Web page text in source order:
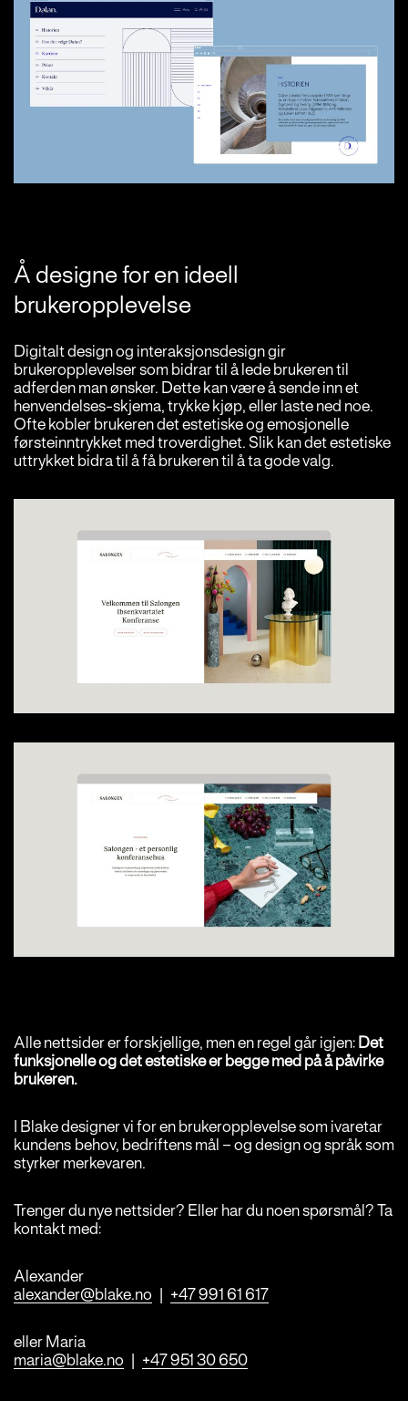
Å designe for en ideell
brukeropplevelse
Digitalt design og interaksjonsdesign gir
brukeropplevelser som bidrar til å lede brukeren til
adferden man ønsker. Dette kan være å sende inn et
henvendelses-skjema, trykke kjøp, eller laste ned noe.
Ofte kobler brukeren det estetiske og emosjonelle
førsteinntrykket med troverdighet. Slik kan det estetiske
uttrykket bidra til å få brukeren til å ta gode valg.
Alle nettsider er forskjellige, men en regel går igjen:Det
funksjonelle og det estetiske er begge med på å påvirke
brukeren.
I Blake designer vi for en brukeropplevelse som ivaretar
kundens behov, bedriftens mål – og design og språk som
styrker merkevaren.
Trenger du nye nettsider? Eller har du noen spørsmål? Ta
kontakt med:
Alexander
alexander@blake.no | +47 991 61 617
eller Maria
maria@blake.no | +47 951 30 650